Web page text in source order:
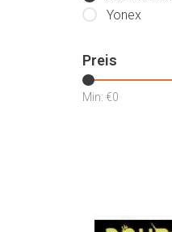
Yonex
Preis
Min: €0